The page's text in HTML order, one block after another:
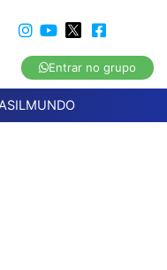
Entrar no grupo
MUNDO